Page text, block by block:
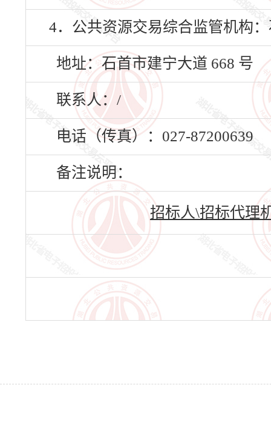
4．公共资源交易综合监管机构
地址：石首市建宁大道 668 号
联系人：/
电话（传真）：027-87200639
备注说明：
招标人\招标代理